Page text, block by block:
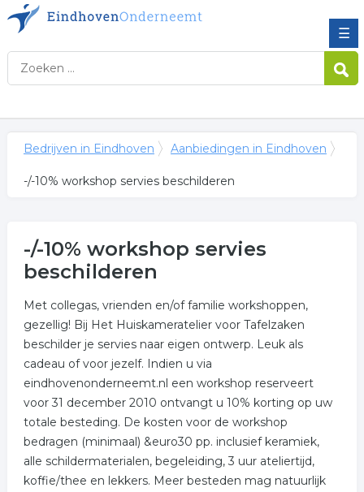
☰
Bedrijven in Eindhoven Aanbiedingen in Eindhoven
-/-10% workshop servies beschilderen
-/-10% workshop servies
beschilderen
Met collegas, vrienden en/of familie workshoppen,
gezellig! Bij Het Huiskameratelier voor Tafelzaken
beschilder je servies naar eigen ontwerp. Leuk als
cadeau of voor jezelf. Indien u via
eindhovenonderneemt.nl een workshop reserveert
voor 31 december 2010 ontvangt u 10% korting op uw
totale besteding. De kosten voor de workshop
bedragen (minimaal) &euro30 pp. inclusief keramiek,
alle schildermaterialen, begeleiding, 3 uur ateliertijd,
koffie/thee en lekkers. Meer besteden mag natuurlijk